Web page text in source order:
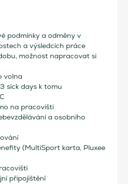
podmínky a odměny v
a výsledcích práce
možnost napracovat si
volna
sick days k tomu
na pracovišti
a osobního
(MultiSport karta, Pluxee
připojištění